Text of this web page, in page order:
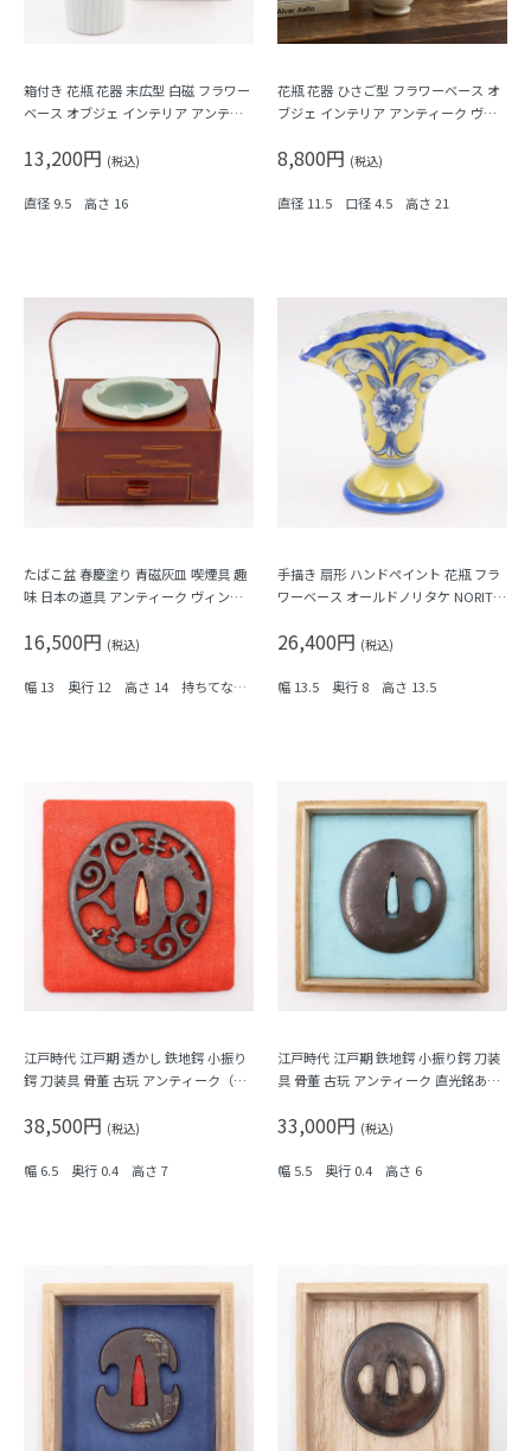
箱付き 花瓶 花器 末広型 白磁 フラワー
ベース オブジェ インテリア アンティ
ン
13,200円 (税込)
直径 9.5 高さ 16
花瓶 花器 ひさご型 フラワーベース オ
ブジェ インテリア アンティーク ヴィ
8,800円 (税込)
直径 11.5 口径 4.5 高さ 21
たばこ盆 春慶塗り 青磁灰皿 喫煙具 趣
味 日本の道具 アンティーク ヴィンテ
16,500円 (税込)
幅 13 奥行 12 高さ 14 持ちてなし
手描き 扇形 ハンドペイント 花瓶 フラ
ワーベース オールドノリタケ NORITA
26,400円 (税込)
幅 13.5 奥行 8 高さ 13.5
江戸時代 江戸期 透かし 鉄地鍔 小振り
鍔 刀装具 骨董 古玩 アンティーク（唐
38,500円 (税込)
幅 6.5 奥行 0.4 高さ 7
江戸時代 江戸期 鉄地鍔 小振り鍔 刀装
具 骨董 古玩 アンティーク 直光銘あり
33,000円 (税込)
幅 5.5 奥行 0.4 高さ 6